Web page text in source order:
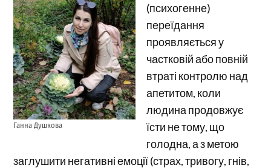
Ганна Душкова
(психогенне)
переїдання
проявляється у
частковій або повній
втраті контролю над
апетитом, коли
людина продовжує
їсти не тому, що
голодна, а з метою
заглушити негативні емоції (страх, тривогу, гнів,